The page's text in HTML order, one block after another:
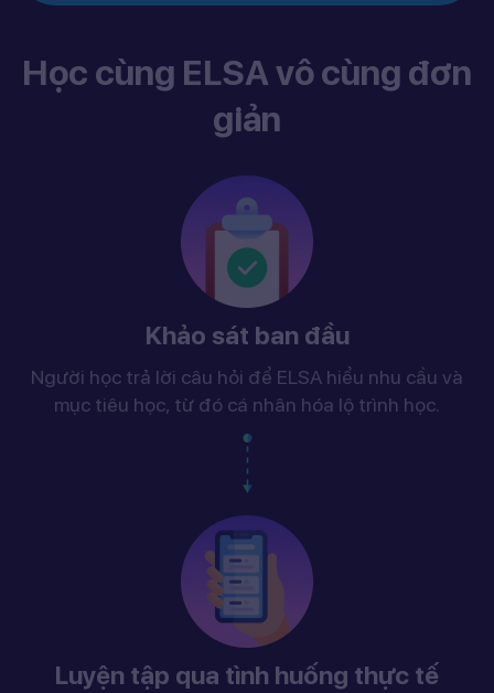
Học cùng ELSA vô cùng đơn
giản
Khảo sát ban đầu
Người học trả lời câu hỏi để ELSA hiểu nhu cầu và
mục tiêu học, từ đó cá nhân hóa lộ trình học.
Luyện tập qua tình huống thực tế